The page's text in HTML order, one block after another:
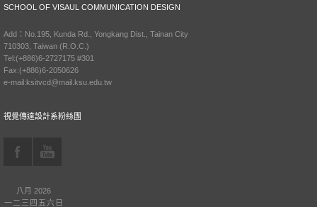
SCHOOL OF VISAUL COMMUNICATION DESIGN
Add：No.195, Kunda Rd., Yongkang Dist., Tainan City
710303, Taiwan (R.O.C.)
Tel:(+886)6-2727175 #301
Fax:(+886)6-2050626
e-mail:ksitvcd@mail.ksu.edu.tw
視覺傳達設計系粉絲團
八月 2026
一 二 三 四 五六 日